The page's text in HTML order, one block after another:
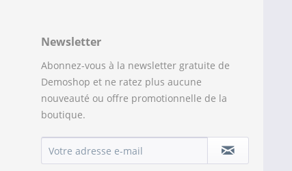
Newsletter
Abonnez-vous à la newsletter gratuite de
Demoshop et ne ratez plus aucune
nouveauté ou offre promotionnelle de la
boutique.